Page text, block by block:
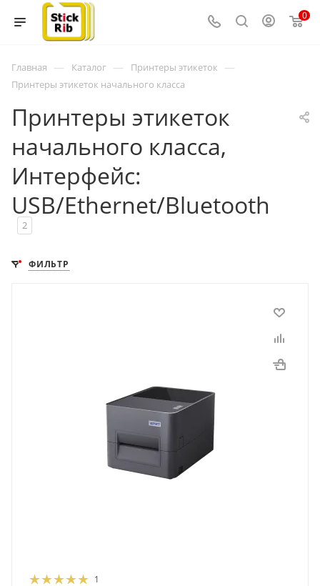
0
Главная — Каталог — Принтеры этикеток —
Принтеры этикеток начального класса
Принтеры этикеток
начального класса,
Интерфейс:
USB/Ethernet/Bluetooth
2
ФИЛЬТР
1